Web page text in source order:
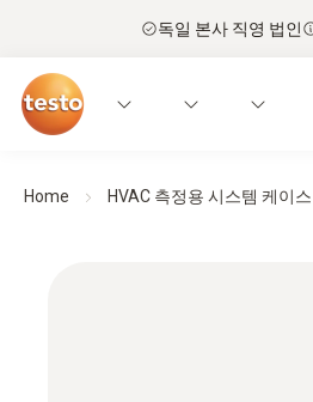
독일 본사 직영 법인
Home HVAC 측정용 시스템 케이스